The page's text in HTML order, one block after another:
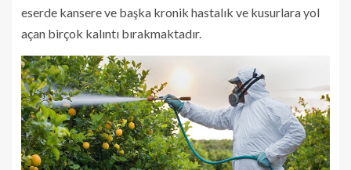
eserde kansere ve başka kronik hastalık ve kusurlara yol
açan birçok kalıntı bırakmaktadır.